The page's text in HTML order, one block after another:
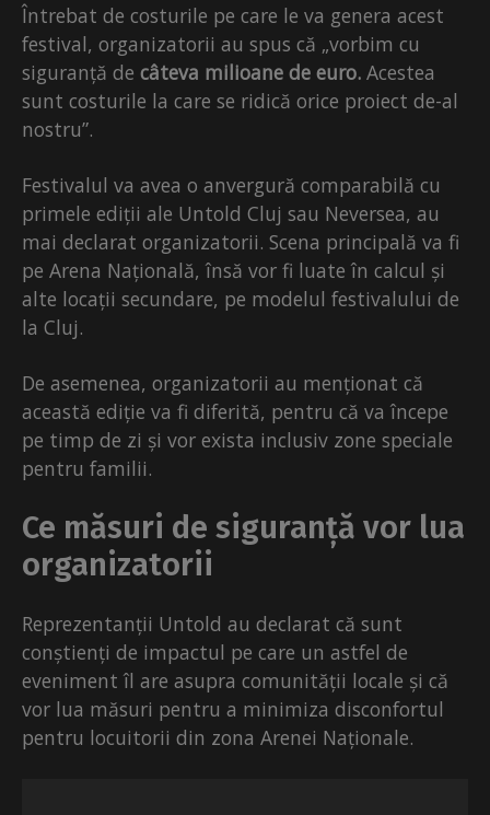
Întrebat de costurile pe care le va genera acest
festival, organizatorii au spus că „vorbim cu
siguranță de câteva milioane de euro. Acestea
sunt costurile la care se ridică orice proiect de-al
nostru”.
Festivalul va avea o anvergură comparabilă cu
primele ediții ale Untold Cluj sau Neversea, au
mai declarat organizatorii. Scena principală va fi
pe Arena Națională, însă vor fi luate în calcul și
alte locații secundare, pe modelul festivalului de
la Cluj.
De asemenea, organizatorii au menționat că
această ediție va fi diferită, pentru că va începe
pe timp de zi și vor exista inclusiv zone speciale
pentru familii.
Ce măsuri de siguranță vor lua
organizatorii
Reprezentanții Untold au declarat că sunt
conștienți de impactul pe care un astfel de
eveniment îl are asupra comunității locale și că
vor lua măsuri pentru a minimiza disconfortul
pentru locuitorii din zona Arenei Naționale.